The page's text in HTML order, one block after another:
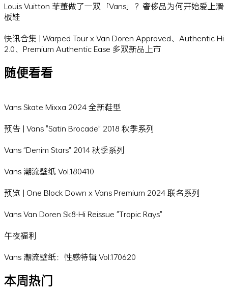
Louis Vuitton 菲董做了一双「Vans」？奢侈品为何开始爱上滑
板鞋
快讯合集 | Warped Tour x Van Doren Approved、Authentic Hi
2.0、Premium Authentic Ease 多双新品上市
随便看看
Vans Skate Mixxa 2024 全新鞋型
预告 | Vans "Satin Brocade" 2018 秋季系列
Vans "Denim Stars" 2014 秋季系列
Vans 潮流壁纸 Vol.180410
预览 | One Block Down x Vans Premium 2024 联名系列
Vans Van Doren Sk8-Hi Reissue "Tropic Rays"
午夜福利
Vans 潮流壁纸：性感特辑 Vol.170620
本周热门